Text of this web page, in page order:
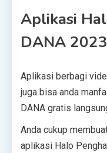
Aplikasi
DANA 2023
Aplikasi berbagi
juga bisa anda
DANA gratis
Anda cukup
aplikasi Halo